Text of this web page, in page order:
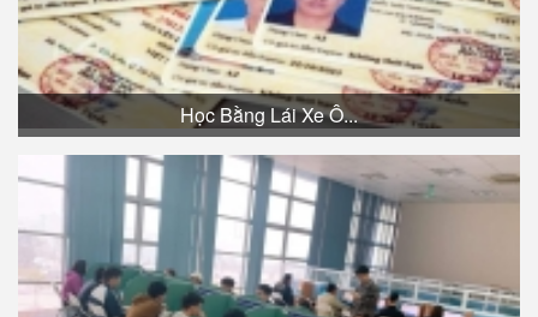
Học Bằng Lái Xe Ô...